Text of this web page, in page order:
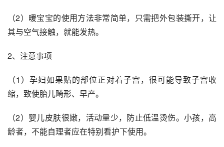
（2）暖宝宝的使用方法非常简单，只需把外包装撕开，让
其与空气接触，就能发热。
2、注意事项
（1）孕妇如果贴的部位正对着子宫，很可能导致子宫收
缩，致使胎儿畸形、早产。
（2）婴儿皮肤很嫩，活动量少，防止低温烫伤。小孩，高
龄者，不能自理者应在特别看护下使用。